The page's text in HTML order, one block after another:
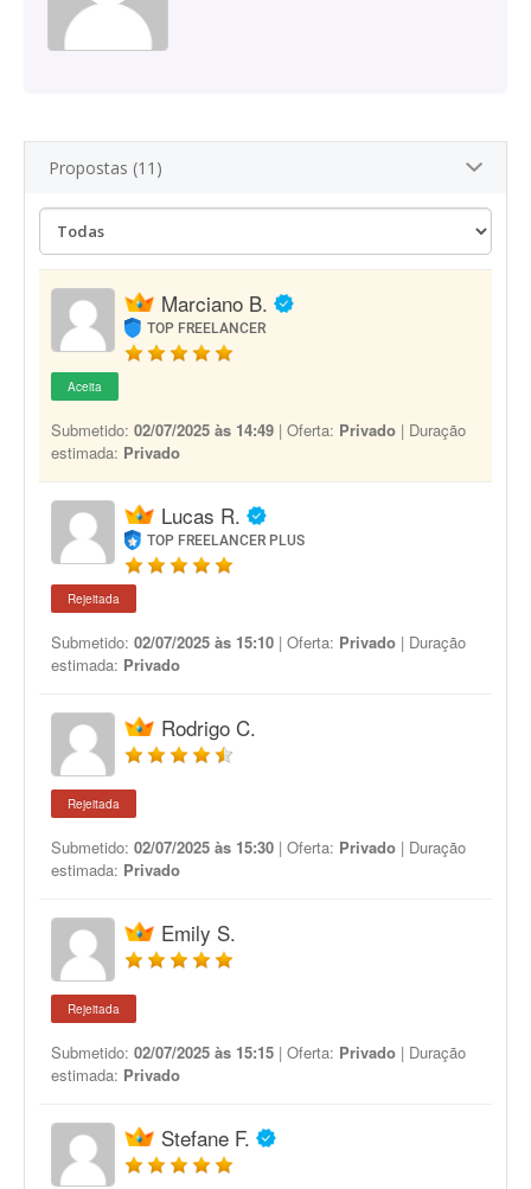
Propostas (11)
Marciano B.
TOP FREELANCER
Aceita
Submetido: 02/07/2025 às 14:49 | Oferta: Privado | Duração
estimada: Privado
Lucas R.
TOP FREELANCER PLUS
Rejeitada
Submetido: 02/07/2025 às 15:10 | Oferta: Privado | Duração
estimada: Privado
Rodrigo C.
Rejeitada
Submetido: 02/07/2025 às 15:30 | Oferta: Privado | Duração
estimada: Privado
Emily S.
Rejeitada
Submetido: 02/07/2025 às 15:15 | Oferta: Privado | Duração
estimada: Privado
Stefane F.